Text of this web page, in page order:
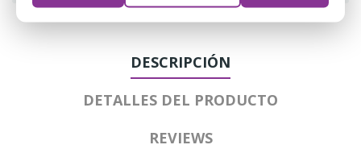
DESCRIPCIÓN
DETALLES DEL PRODUCTO
REVIEWS